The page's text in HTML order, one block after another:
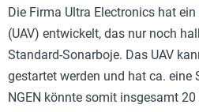
Die Firma Ultra Electronics hat
(UAV) entwickelt, das nur noch
Standard-Sonarboje. Das UAV
gestartet werden und hat ca. eine
NGEN könnte somit insgesamt